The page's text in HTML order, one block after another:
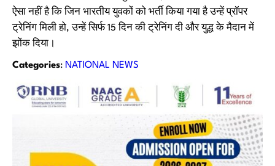
ऐसा नहीं है कि जिन भारतीय युवकों को भर्ती किया गया है उन्हें प्रॉपर
ट्रेनिंग मिली हो, उन्हें सिर्फ 15 दिन की ट्रेनिंग दी और युद्ध के मैदान में
झोंक दिया।
Categories: NATIONAL NEWS